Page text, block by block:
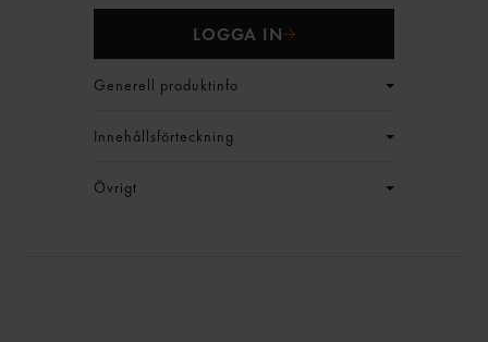
LOGGA IN
Generell produktinfo
Innehållsförteckning
Övrigt